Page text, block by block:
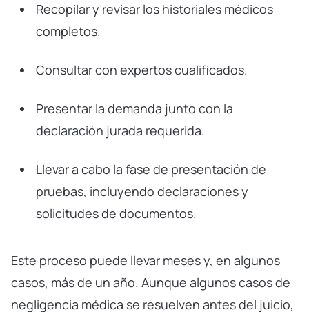
Recopilar y revisar los historiales médicos
completos.
Consultar con expertos cualificados.
Presentar la demanda junto con la
declaración jurada requerida.
Llevar a cabo la fase de presentación de
pruebas, incluyendo declaraciones y
solicitudes de documentos.
Este proceso puede llevar meses y, en algunos
casos, más de un año. Aunque algunos casos de
negligencia médica se resuelven antes del juicio,